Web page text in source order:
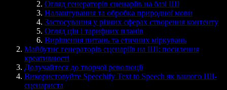
Огляд генераторів сценаріїв на базі ШІ
Налаштування та обробка природної мови
Застосування у різних сферах створення контенту
Огляд цін і тарифних планів
Вирішення питань та етичних міркувань
Майбутнє генераторів сценаріїв на ШІ: посилення
креативності
Долучайтеся до творчої революції
Використовуйте Speechify Text to Speech як вашого ШІ-
сценариста